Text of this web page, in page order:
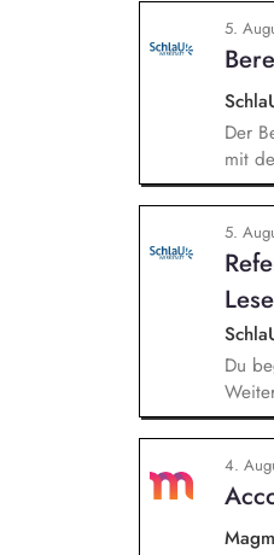
5.
Der
mit
5.
Du
und
4.